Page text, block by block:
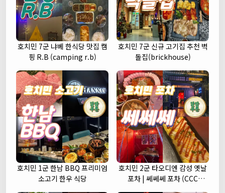
호치민 7군 냐베 한식당 맛집 캠
핑 R.B (camping r.b)
호치민 7군 신규 고기집 추천 벽
돌집(brickhouse)
호치민 1군 한남 BBQ 프리미엄
소고기 한우 식당
호치민 2군 타오디엔 감성 옛날
포차 | 쎄쎄쎄 포차 (CCC